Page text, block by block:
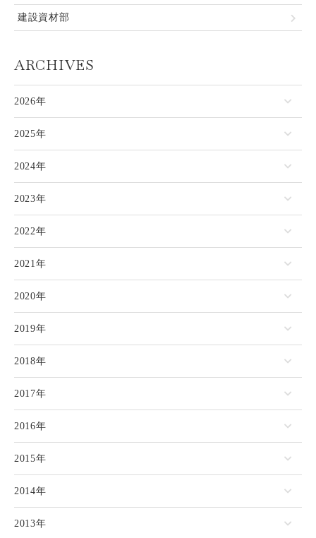
建設資材部
ARCHIVES
2026年
2025年
2024年
2023年
2022年
2021年
2020年
2019年
2018年
2017年
2016年
2015年
2014年
2013年